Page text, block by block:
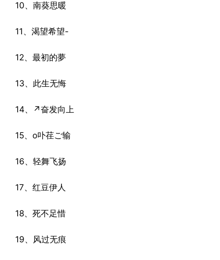
10、南葵思暖
11、渴望希望-
12、最初的夢
13、此生无悔
14、↗奋发向上
15、o卟荏ご输
16、轻舞飞扬
17、红豆伊人
18、死不足惜
19、风过无痕